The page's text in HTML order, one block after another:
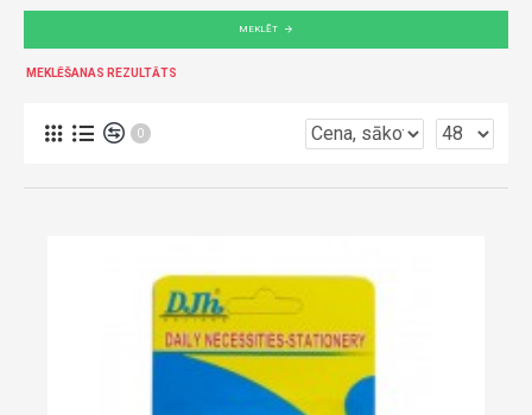
MEKLĒT
MEKLĒŠANAS REZULTĀTS
0